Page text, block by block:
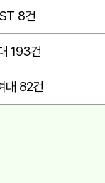
8건
193건
대 82건